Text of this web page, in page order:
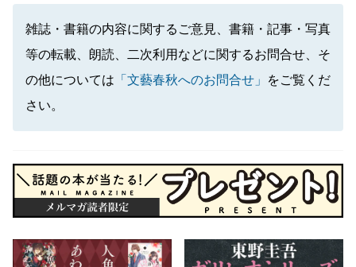
雑誌・書籍の内容に関するご意見、書籍・記事・写真
等の転載、朗読、二次利用などに関するお問合せ、そ
の他については 「文藝春秋へのお問合せ」
をご覧くだ
さい。